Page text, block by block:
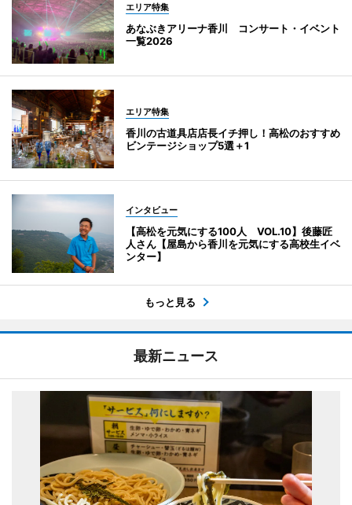
エリア特集
あなぶきアリーナ香川 コンサート・イベント
一覧2026
エリア特集
香川の古道具店店長イチ押し！高松のおすすめ
ビンテージショップ5選＋1
インタビュー
【高松を元気にする100人 VOL.10】後藤匠
人さん【屋島から香川を元気にする高校生イベ
ンター】
もっと見る
最新ニュース